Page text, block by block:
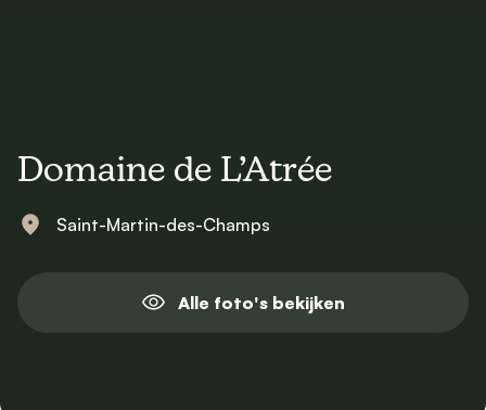
Domaine de L’Atrée
Saint-Martin-des-Champs
Alle foto's bekijken